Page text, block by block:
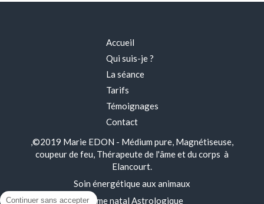
Accueil
Qui suis-je ?
La séance
Tarifs
Témoignages
Contact
,©2019 Marie EDON - Médium pure, Magnétiseuse,
coupeur de feu, Thérapeute de l'âme et du corps à
Elancourt.
Soin énergétique aux animaux
Thème natal Astrologique
Continuer sans accepter